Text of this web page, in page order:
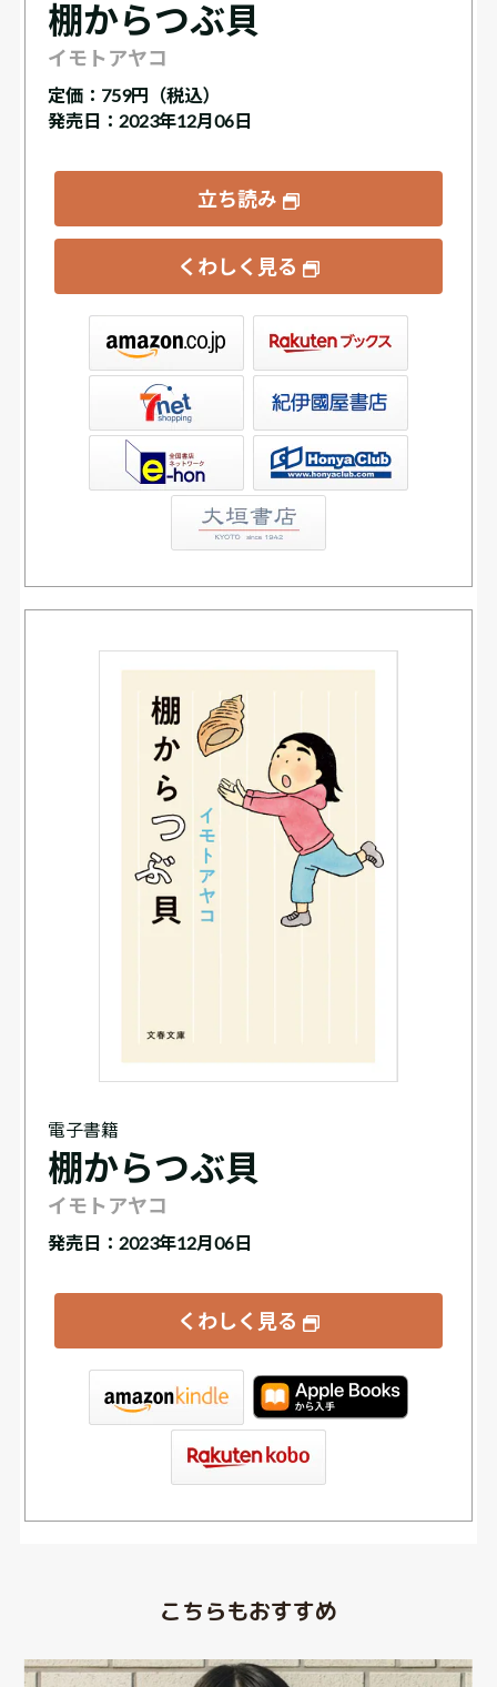
棚からつぶ貝
イモトアヤコ
定価： 759円（税込）
発売日：2023年12月06日
立ち読み
くわしく見る
書店ウェブストア
電子書籍
棚からつぶ貝
イモトアヤコ
発売日：2023年12月06日
くわしく見る
こちらもおすすめ